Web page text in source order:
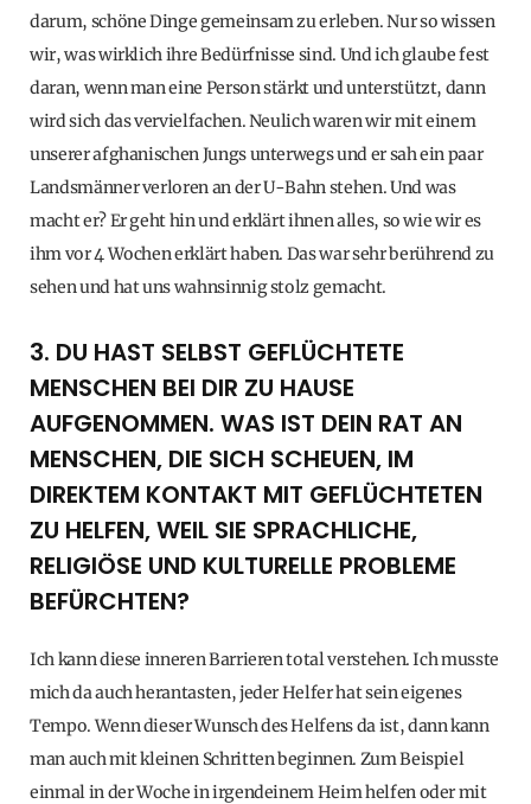
darum, schöne Dinge gemeinsam zu erleben. Nur so wissen
wir, was wirklich ihre Bedürfnisse sind. Und ich glaube fest
daran, wenn man eine Person stärkt und unterstützt, dann
wird sich das vervielfachen. Neulich waren wir mit einem
unserer afghanischen Jungs unterwegs und er sah ein paar
Landsmänner verloren an der U-Bahn stehen. Und was
macht er? Er geht hin und erklärt ihnen alles, so wie wir es
ihm vor 4 Wochen erklärt haben. Das war sehr berührend zu
sehen und hat uns wahnsinnig stolz gemacht.
3. DU HAST SELBST GEFLÜCHTETE
MENSCHEN BEI DIR ZU HAUSE
AUFGENOMMEN. WAS IST DEIN RAT AN
MENSCHEN, DIE SICH SCHEUEN, IM
DIREKTEM KONTAKT MIT GEFLÜCHTETEN
ZU HELFEN, WEIL SIE SPRACHLICHE,
RELIGIÖSE UND KULTURELLE PROBLEME
BEFÜRCHTEN?
Ich kann diese inneren Barrieren total verstehen. Ich musste
mich da auch herantasten, jeder Helfer hat sein eigenes
Tempo. Wenn dieser Wunsch des Helfens da ist, dann kann
man auch mit kleinen Schritten beginnen. Zum Beispiel
einmal in der Woche in irgendeinem Heim helfen oder mit